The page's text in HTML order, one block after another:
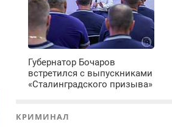
Губернатор Бочаров
встретился с выпускниками
«Сталинградского призыва»
КРИМИНАЛ